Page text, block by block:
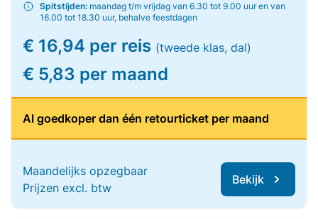
Spitstijden: maandag t/m vrijdag van 6.30 tot 9.00 uur en van
16.00 tot 18.30 uur, behalve feestdagen
€ 16,94 per reis (tweede klas, dal)
€ 5,83 per maand
Al goedkoper dan één retourticket per maand
Maandelijks opzegbaar
Prijzen excl. btw
Bekijk